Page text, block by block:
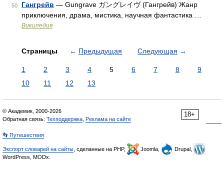
50 Гангрейв — Gungrave ガングレイヴ (Гангрейв) Жанр
приключения, драма, мистика, научная фантастика …
Википедия
Страницы ← Предыдущая Следующая →
1 2 3 4 5 6 7 8
9
10
11 12 13
18+
© Академик, 2000-2026
Обратная связь: Техподдержка Реклама на сайте
👣 Путешествия
Экспорт словарей на сайты , сделанные на PHP, Joomla,
Drupal,
WordPress, MODx.